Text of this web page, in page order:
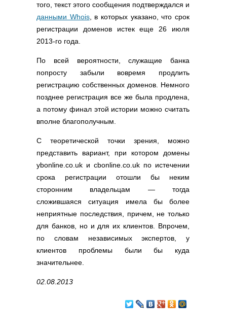
того, текст этого сообщения подтверждался и
данными Whois, в которых указано, что срок
регистрации доменов истек еще 26 июля
2013-го года.
По всей вероятности, служащие банка
попросту забыли вовремя продлить
регистрацию собственных доменов. Немного
позднее регистрация все же была продлена,
а потому финал этой истории можно считать
вполне благополучным.
С теоретической точки зрения, можно
представить вариант, при котором домены
ybonline.co.uk и cbonline.co.uk по истечении
срока регистрации отошли бы неким
сторонним владельцам — тогда
сложившаяся ситуация имела бы более
неприятные последствия, причем, не только
для банков, но и для их клиентов. Впрочем,
по словам независимых экспертов, у
клиентов проблемы были бы куда
значительнее.
02.08.2013